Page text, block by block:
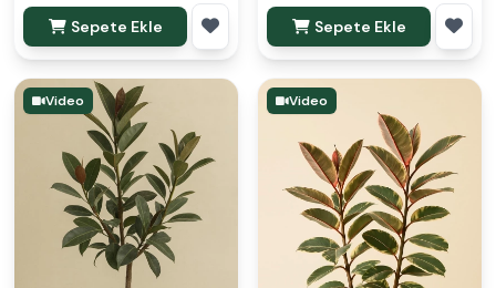
Sepete Ekle Sepete Ekle
Video Video